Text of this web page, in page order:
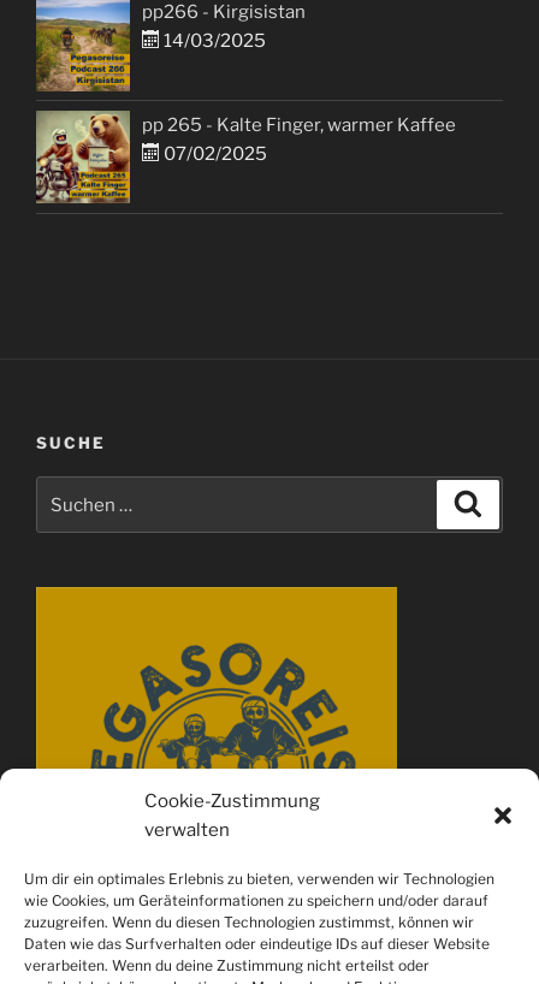
Cookie-Zustimmung
verwalten
Um dir ein optimales Erlebnis zu bieten, verwenden wir Technologien
wie Cookies, um Geräteinformationen zu speichern und/oder darauf
zuzugreifen. Wenn du diesen Technologien zustimmst, können wir
Daten wie das Surfverhalten oder eindeutige IDs auf dieser Website
verarbeiten. Wenn du deine Zustimmung nicht erteilst oder
pp266 - Kirgisistan
14/03/2025
pp 265 - Kalte Finger, warmer Kaffee
07/02/2025
SUCHE